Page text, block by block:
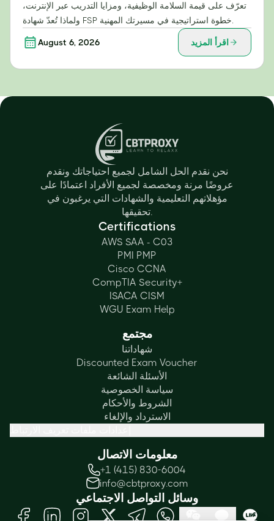
تعرّف على قيمة السلامة الوظيفية، ومزايا التدريب عبر الإنترنت،
August 6, 2026 اقرأ المزيد
نحن نقدم الحل الشامل لجميع احتياجاتك ونقدم
عروضًا مرنة ومخصصة لجميع الأفراد اعتمادًا على
مؤهلاتهم التعليمية والشهادات التي يرغبون في
تحقيقها.
Certifications
AWS SAA - C03
PMI PMP
Cisco CCNA
CompTIA Security+
ISACA CISM
WGU Exam Help
مجتمع
شهاداتنا
Discounted Exam Voucher
الأسئلة الشائعة
سياسة الخصوصية
الشروط والأحكام
الاسترداد والإلغاء
معلومات الاتصال
+1 (415) 830-6004
info@cbtproxy.com
وسائل التواصل الاجتماعي